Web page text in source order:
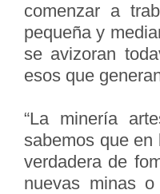
comenzar a
pequeña y
se avizoran
esos que
“La minería
sabemos que
verdadera de
nuevas minas